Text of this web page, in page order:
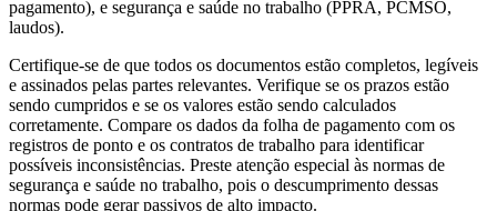
pagamento), e segurança e saúde no trabalho (PPRA, PCMSO,
laudos).
Certifique-se de que todos os documentos estão completos, legíveis
e assinados pelas partes relevantes. Verifique se os prazos estão
sendo cumpridos e se os valores estão sendo calculados
corretamente. Compare os dados da folha de pagamento com os
registros de ponto e os contratos de trabalho para identificar
possíveis inconsistências. Preste atenção especial às normas de
segurança e saúde no trabalho, pois o descumprimento dessas
normas pode gerar passivos de alto impacto.